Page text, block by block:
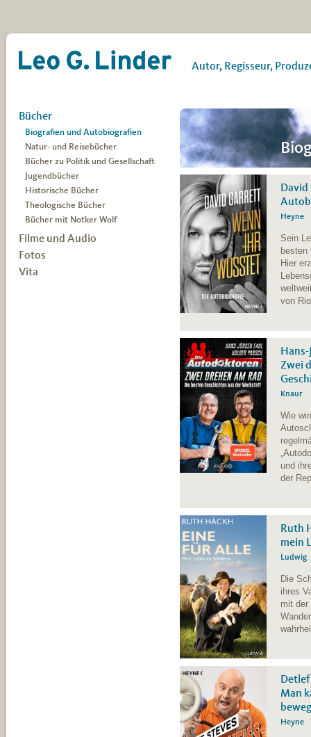
Leo G. Linder Autor, Regisseur,
Zum Inhalt springen
Bücher
Biografien und Autobiografien
Natur- und Reisebücher
Bücher zu Politik und Gesellschaft
Jugendbücher
Historische Bücher
Theologische Bücher
Bücher mit Notker Wolf
Filme und Audio
Filme für das FWU (Auswahl)
Filme für die GTZ
Fotos
Vita
Heyne
Sein
besten
Hier
von
Zwei
Knaur
Wie
und
der
Ruth
mein
Ludwig
Die
ihres
mit der
Man
Heyne